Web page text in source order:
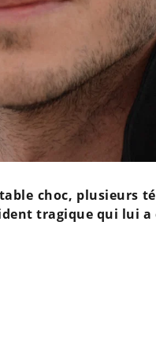
choc, plusieurs
tragique qui lui a